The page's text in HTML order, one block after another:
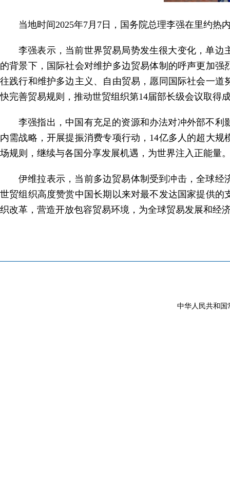
当地时间2025年7月7日，国务院总理李强在里约热
李强表示，当前世界贸易局势发生很大变化，单
的背景下，国际社会对维护多边贸易体制的呼声更加
往践行和维护多边主义、自由贸易，愿同国际社会一
快完善贸易规则，推动世贸组织第14届部长级会议取得
李强指出，中国有充足的资源和办法对冲外部不
内需战略，开展提振消费专项行动，14亿多人的超大
场规则，继续与各国分享发展机遇，为世界注入正能量
伊维拉表示，当前多边贸易体制受到冲击，全球
世贸组织高度赞赏中国长期以来对最不发达国家提供
织改革，营造开放包容贸易环境，为全球贸易发展和经
中华人民共和国